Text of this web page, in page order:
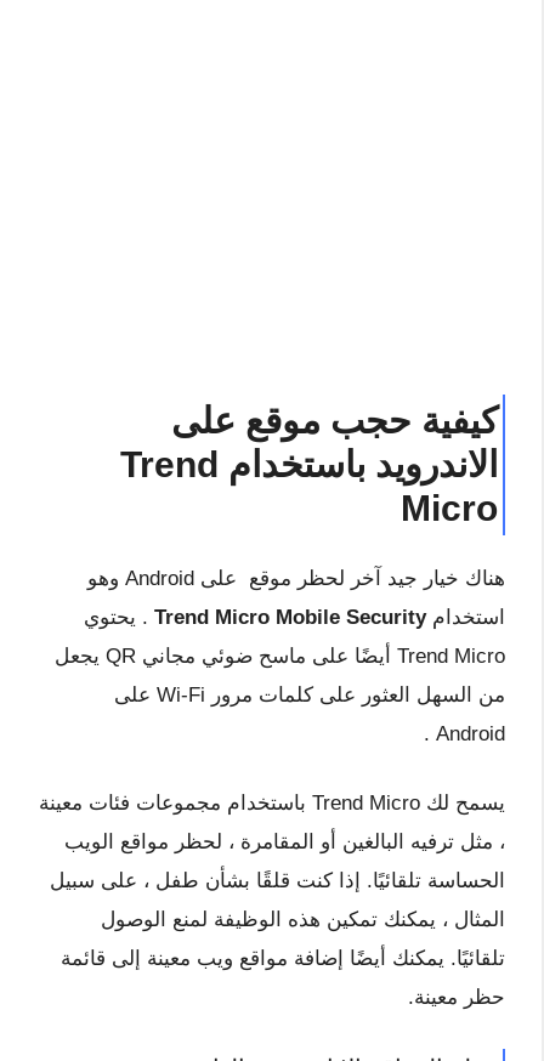
كيفية حجب موقع على
الاندرويد باستخدام Trend
Micro
هناك خيار جيد آخر لحظر موقع على Android وهو
استخدامTrend Micro Mobile Security . يحتوي
Trend Micro أيضًا على ماسح ضوئي مجاني QR يجعل
من السهل العثور على كلمات مرور Wi-Fi على
Android .
يسمح لك Trend Micro باستخدام مجموعات فئات معينة
، مثل ترفيه البالغين أو المقامرة ، لحظر مواقع الويب
الحساسة تلقائيًا. إذا كنت قلقًا بشأن طفل ، على سبيل
المثال ، يمكنك تمكين هذه الوظيفة لمنع الوصول
تلقائيًا. يمكنك أيضًا إضافة مواقع ويب معينة إلى قائمة
حظر معينة.